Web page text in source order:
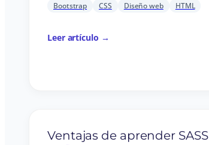
Bootstrap CSS Diseño web HTML
Leer artículo →
Ventajas de aprender SASS